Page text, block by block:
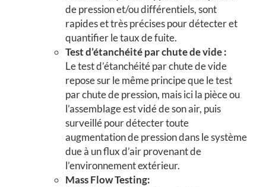
de pression et/ou différentiels, sont
rapides et très précises pour détecter et
quantifier le taux de fuite.
Test d’étanchéité par chute de vide :
Le test d’étanchéité par chute de vide
repose sur le même principe que le test
par chute de pression, mais ici la pièce ou
l’assemblage est vidé de son air, puis
surveillé pour détecter toute
augmentation de pression dans le système
due à un flux d’air provenant de
l’environnement extérieur.
Mass Flow Testing: